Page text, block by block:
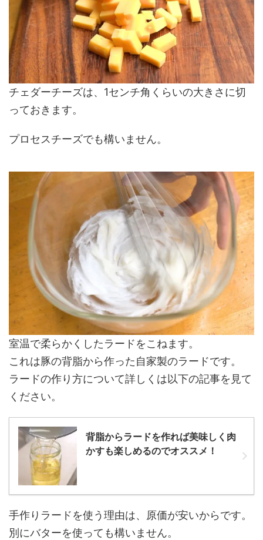
チェダーチーズは、1センチ角くらいの大きさに切
っておきます。
プロセスチーズでも構いません。
室温で柔らかくしたラードをこねます。
これは豚の背脂から作った自家製のラードです。
ラードの作り方について詳しくは以下の記事を見て
ください。
背脂からラードを作れば美味しく肉
かすも楽しめるのでオススメ！
手作りラードを使う理由は、原価が安いからです。
別にバターを使っても構いません。